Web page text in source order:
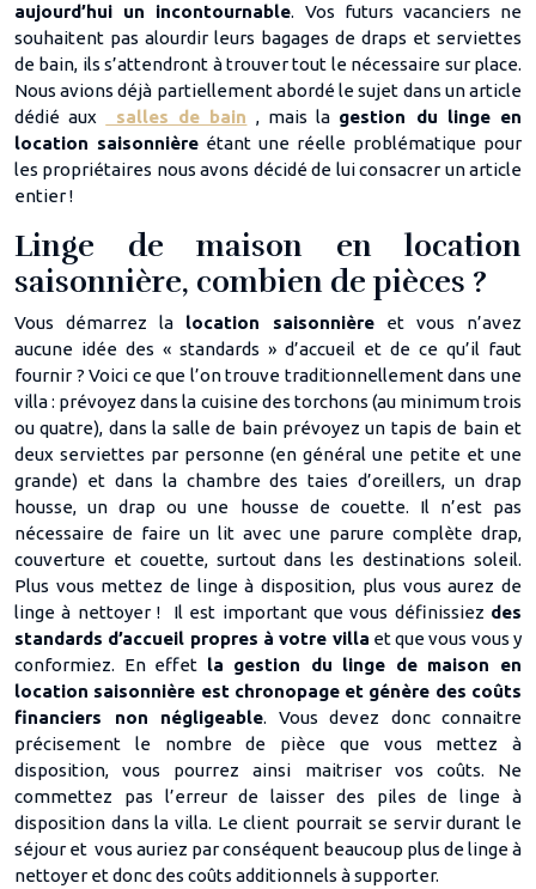
aujourd’hui un incontournable. Vos futurs vacanciers ne
souhaitent pas alourdir leurs bagages de draps et serviettes
de bain, ils s’attendront à trouver tout le nécessaire sur place.
Nous avions déjà partiellement abordé le sujet dans un article
dédié aux
salles de bain , mais la gestion du linge en
location saisonnière étant une réelle problématique pour
les propriétaires nous avons décidé de lui consacrer un article
entier !
Linge de maison en location
saisonnière, combien de pièces ?
Vous démarrez la location saisonnière et vous n’avez
aucune idée des « standards » d’accueil et de ce qu’il faut
fournir ? Voici ce que l’on trouve traditionnellement dans une
villa : prévoyez dans la cuisine des torchons (au minimum trois
ou quatre), dans la salle de bain prévoyez un tapis de bain et
deux serviettes par personne (en général une petite et une
grande) et dans la chambre des taies d’oreillers, un drap
housse, un drap ou une housse de couette. Il n’est pas
nécessaire de faire un lit avec une parure complète drap,
couverture et couette, surtout dans les destinations soleil.
Plus vous mettez de linge à disposition, plus vous aurez de
linge à nettoyer ! Il est important que vous définissiez des
standards d’accueil propres à votre villa et que vous vous y
conformiez. En effet la gestion du linge de maison en
location saisonnière est chronopage et génère des coûts
financiers non négligeable. Vous devez donc connaitre
précisement le nombre de pièce que vous mettez à
disposition, vous pourrez ainsi maitriser vos coûts. Ne
commettez pas l’erreur de laisser des piles de linge à
disposition dans la villa. Le client pourrait se servir durant le
séjour et vous auriez par conséquent beaucoup plus de linge à
nettoyer et donc des coûts additionnels à supporter.